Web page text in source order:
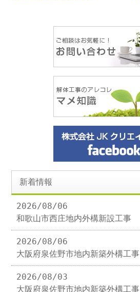
新着情報
2026/08/06
和歌山市西庄地内外構新設工事
2026/08/06
大阪府泉佐野市地内新築外構工事
2026/08/03
大阪府泉佐野市地内新築外構工事